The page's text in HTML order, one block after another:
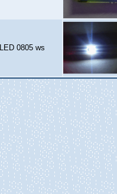
LED 0805 ws